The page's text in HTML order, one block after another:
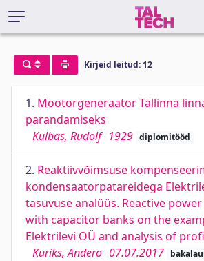
Kirjeid leitud: 12
1. Mootorgeneraator Tallinna
parandamiseks
Kulbas, Rudolf 1929 diplomitööd
2. Reaktiivvõimsuse
kondensaatorpatareidega
tasuvuse analüüs. Reactive
with capacitor banks on the
Elektrilevi OÜ and analysis of
Kuriks, Andero 07.07.2017